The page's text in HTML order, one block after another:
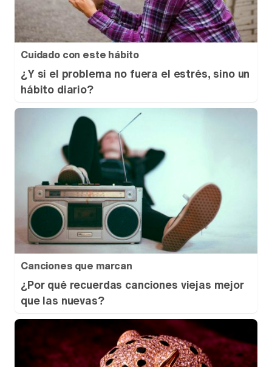
Cuidado con este hábito
¿Y si el problema no fuera el estrés, sino un
hábito diario?
Canciones que marcan
¿Por qué recuerdas canciones viejas mejor
que las nuevas?